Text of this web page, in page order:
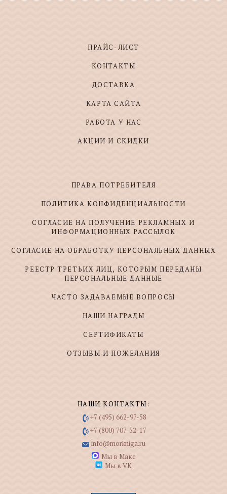
ПРАЙС-ЛИСТ
КОНТАКТЫ
ДОСТАВКА
КАРТА САЙТА
РАБОТА У НАС
АКЦИИ И СКИДКИ
ПРАВА ПОТРЕБИТЕЛЯ
ПОЛИТИКА КОНФИДЕНЦИАЛЬНОСТИ
СОГЛАСИЕ НА ПОЛУЧЕНИЕ РЕКЛАМНЫХ И
ИНФОРМАЦИОННЫХ РАССЫЛОК
СОГЛАСИЕ НА ОБРАБОТКУ ПЕРСОНАЛЬНЫХ ДАННЫХ
РЕЕСТР ТРЕТЬИХ ЛИЦ, КОТОРЫМ ПЕРЕДАНЫ
ПЕРСОНАЛЬНЫЕ ДАННЫЕ
ЧАСТО ЗАДАВАЕМЫЕ ВОПРОСЫ
НАШИ НАГРАДЫ
СЕРТИФИКАТЫ
ОТЗЫВЫ И ПОЖЕЛАНИЯ
НАШИ КОНТАКТЫ:
+7 (495) 662-97-58
+7 (800) 707-52-17
info@morkniga.ru
Мы в Макс
Мы в VK